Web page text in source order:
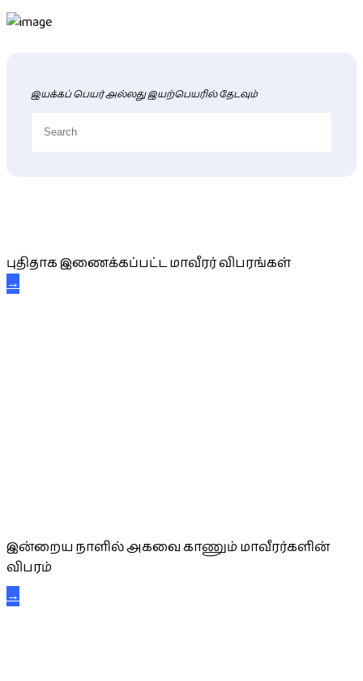
இயக்கப் பெயர் அல்லது இயற்பெயரில் தேடவும்
புதிதாக இணைக்கப்பட்ட மாவீரர் விபரங்கள்
→
இன்றைய நாளில் அகவை காணும் மாவீரர்களின்
விபரம்
→